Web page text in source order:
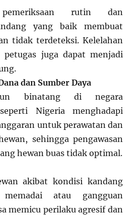
pemeriksaan rutin dan
yang baik membuat
tidak terdeteksi. Kelelahan
petugas juga dapat menjadi
dan Sumber Daya
binatang di negara
Nigeria menghadapi
untuk perawatan dan
sehingga pengawasan
hewan buas tidak optimal.
akibat kondisi kandang
atau gangguan
memicu perilaku agresif dan